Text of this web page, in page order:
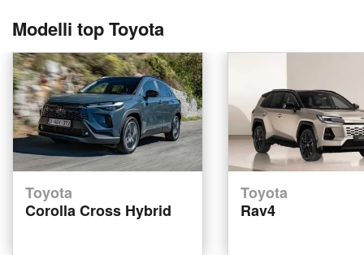
Modelli top Toyota
Toyota
Corolla Cross Hybrid
Toyota
Rav4